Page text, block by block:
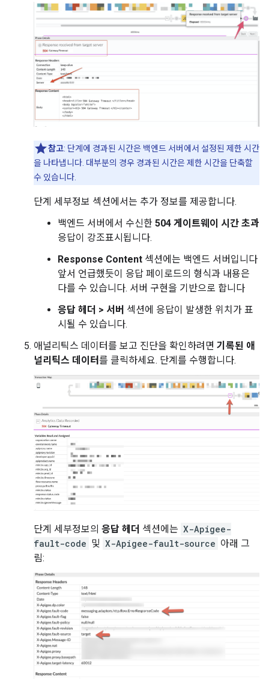
참고: 단계에 경과된 시간은 백엔드 서버에서 설정된 제한 시간
을 나타냅니다. 대부분의 경우 경과된 시간은 제한 시간을 단축할
수 있습니다.
단계 세부정보 섹션에서는 추가 정보를 제공합니다.
백엔드 서버에서 수신한 504 게이트웨이 시간 초과
응답이 강조표시됩니다.
Response Content 섹션에는 백엔드 서버입니다
앞서 언급했듯이 응답 페이로드의 형식과 내용은
다를 수 있습니다. 서버 구현을 기반으로 합니다
응답 헤더 > 서버 섹션에 응답이 발생한 위치가 표
시될 수 있습니다.
애널리틱스 데이터를 보고 진단을 확인하려면 기록된 애
널리틱스 데이터 를 클릭하세요. 단계를 수행합니다.
단계 세부정보의 응답 헤더 섹션에는 X-Apigee-
fault-code 및 X-Apigee-fault-source 아래 그
림: